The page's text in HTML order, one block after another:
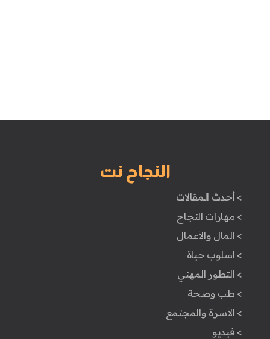
النجاح نت
> أحدث المقالات
> مهارات النجاح
> المال والأعمال
> اسلوب حياة
> التطور المهني
> طب وصحة
> الأسرة والمجتمع
> فيديو